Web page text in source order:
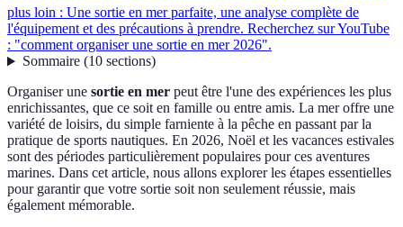
plus loin : Une sortie en mer parfaite, une analyse complète de
l'équipement et des précautions à prendre. Recherchez sur YouTube
: "comment organiser une sortie en mer 2026".
Sommaire(10 sections)
Organiser une sortie en mer peut être l'une des expériences les plus
enrichissantes, que ce soit en famille ou entre amis. La mer offre une
variété de loisirs, du simple farniente à la pêche en passant par la
pratique de sports nautiques. En 2026, Noël et les vacances estivales
sont des périodes particulièrement populaires pour ces aventures
marines. Dans cet article, nous allons explorer les étapes essentielles
pour garantir que votre sortie soit non seulement réussie, mais
également mémorable.